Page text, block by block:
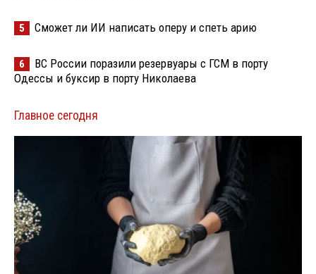
5 Сможет ли ИИ написать оперу и спеть арию
6
ВС России поразили резервуары с ГСМ в порту
Одессы и буксир в порту Николаева
Главное сегодня